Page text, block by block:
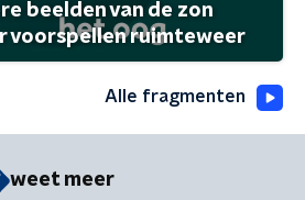
beelden van de zon
voorspellen ruimteweer
Alle fragmenten
weet meer